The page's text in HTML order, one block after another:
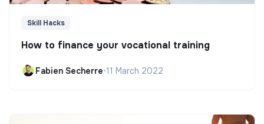
Skill Hacks
How to finance your vocational training
Fabien Secherre•11 March 2022